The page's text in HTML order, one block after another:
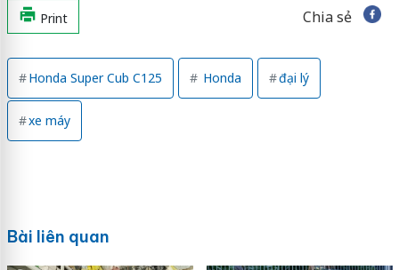
Print Chia sẻ
Honda Super Cub C125 Honda đại lý
xe máy
Bài liên quan